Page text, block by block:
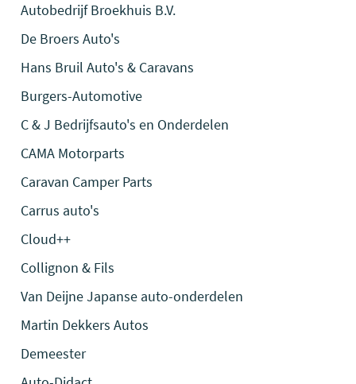
Autobedrijf Broekhuis B.V.
De Broers Auto's
Hans Bruil Auto's & Caravans
Burgers-Automotive
C & J Bedrijfsauto's en Onderdelen
CAMA Motorparts
Caravan Camper Parts
Carrus auto's
Cloud++
Collignon & Fils
Van Deijne Japanse auto-onderdelen
Martin Dekkers Autos
Demeester